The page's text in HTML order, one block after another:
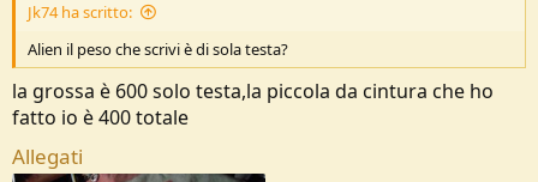
Jk74 ha scritto:
Alien il peso che scrivi è di sola testa?
la grossa è 600 solo testa,la piccola da cintura che ho
fatto io è 400 totale
Allegati